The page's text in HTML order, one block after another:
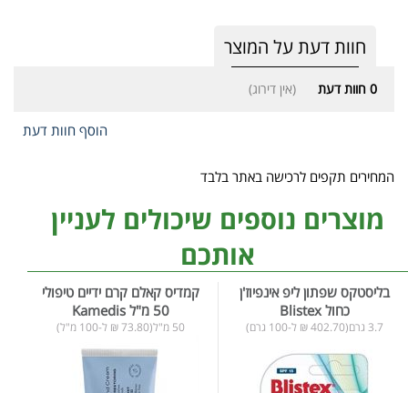
חוות דעת על המוצר
0 חוות דעת (אין דירוג)
הוסף חוות דעת
המחירים תקפים לרכישה באתר בלבד
מוצרים נוספים שיכולים לעניין
אותכם
בליסטקס שפתון ליפ אינפיוז'ן
כחול Blistex
3.7 גרם(402.70 ₪ ל-100 גרם)
קמדיס קאלם קרם ידיים טיפולי
50 מ"ל Kamedis
50 מ"ל(73.80 ₪ ל-100 מ"ל)